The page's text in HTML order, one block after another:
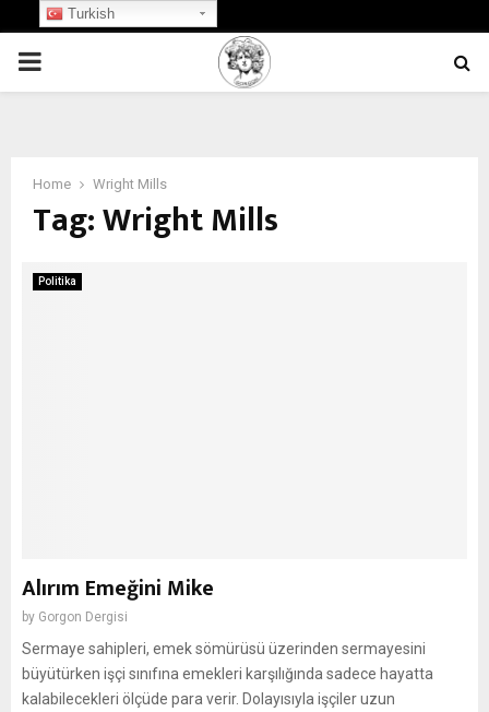
PRIMARY
Home Wright Mills
Tag:Wright Mills
Politika
Alırım Emeğini Mike
by Gorgon Dergisi
Sermaye sahipleri, emek sömürüsü üzerinden sermayesini
büyütürken işçi sınıfına emekleri karşılığında sadece hayatta
kalabilecekleri ölçüde para verir. Dolayısıyla işçiler uzun
Turkish